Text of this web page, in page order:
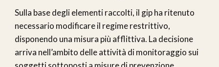
Sulla base degli elementi raccolti, il gip ha ritenuto
necessario modificare il regime restrittivo,
disponendo una misura più afflittiva. La decisione
arriva nell’ambito delle attività di monitoraggio sui